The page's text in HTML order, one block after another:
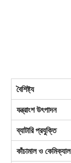
বৈশিষ্ট্য
যন্ত্রাংশ উৎপাদন
ব্যাটারি প্রযুক্তি
কাঁচামাল ও কেমিক্যাল